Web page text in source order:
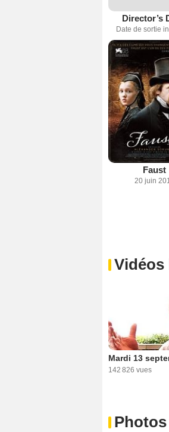
Director’s
Date de sortie
Faust
20 juin
Mardi 13
142 826 vues
Photos